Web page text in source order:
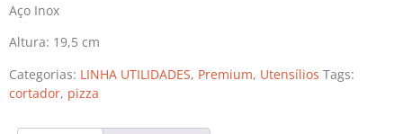
Aço Inox
Altura: 19,5 cm
Categorias: LINHA UTILIDADES, Premium, Utensílios Tags:
cortador, pizza